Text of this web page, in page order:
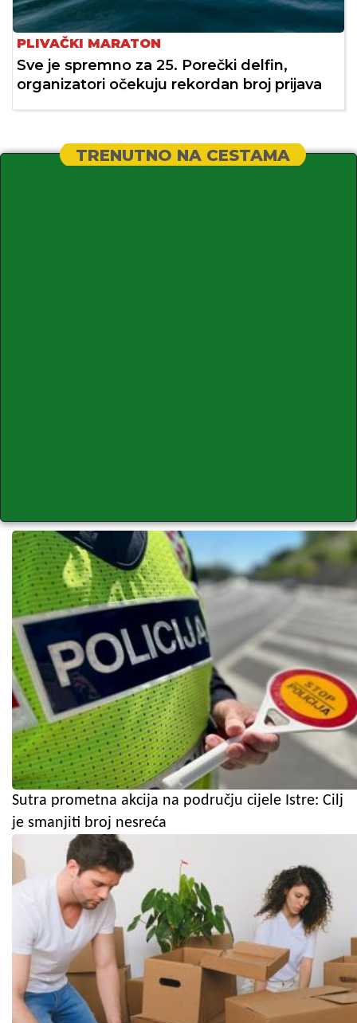
PLIVAČKI MARATON
Sve je spremno za 25. Porečki delfin,
organizatori očekuju rekordan broj prijava
TRENUTNO NA CESTAMA
Sutra prometna akcija na području cijele Istre: Cilj
je smanjiti broj nesreća